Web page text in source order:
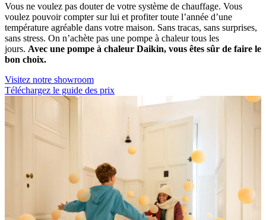
Vous ne voulez pas douter de votre système de chauffage. Vous
voulez pouvoir compter sur lui et profiter toute l’année d’une
température agréable dans votre maison. Sans tracas, sans surprises,
sans stress. On n’achète pas une pompe à chaleur tous les
jours. Avec une pompe à chaleur Daikin, vous êtes sûr de faire le
bon choix.
Visitez notre showroom
Téléchargez le guide des prix